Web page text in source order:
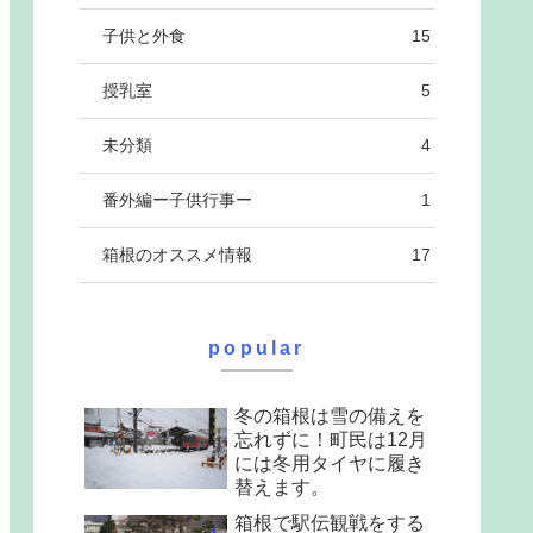
子供と外食 15
授乳室 5
未分類 4
番外編ー子供行事ー 1
箱根のオススメ情報 17
popular
冬の箱根は雪の備えを
忘れずに！町民は12月
には冬用タイヤに履き
替えます。
箱根で駅伝観戦をする